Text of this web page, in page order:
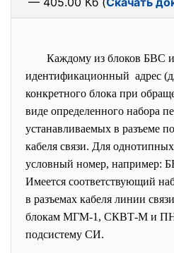
Каждому из блоков БВС
идентификационный адрес
конкретного блока при
виде определенного набора
устанавливаемых в разъеме
кабеля связи. Для
условный номер,
Имеется соответствующий
в разъемах кабеля линии
блокам МГМ-1, СКВТ-М и
подсистему СИ.